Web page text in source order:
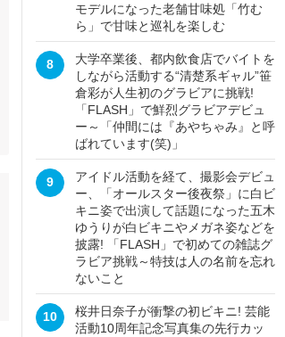
モデルになった老舗甘味処「竹む
ら」で甘味と巡礼を楽しむ
8
大学卒業後、都内飲食店でバイトを
しながら活動する“清楚系ギャル”笹
倉彩が人生初のグラビアに挑戦!
「FLASH」で鮮烈グラビアデビュ
ー～「仲間には『あやちゃみ』と呼
ばれています(笑)」
9
アイドル活動を経て、撮影会デビュ
ー、「オールスター後夜祭」に白ビ
キニ姿で出演して話題になった五木
ゆうりが白ビキニやメガネ姿などを
披露! 「FLASH」で初めての雑誌グ
ラビア挑戦～特技は人の名前を忘れ
ないこと
10
桜井日奈子が衝撃の初ビキニ! 芸能
活動10周年記念写真集の先行カッ